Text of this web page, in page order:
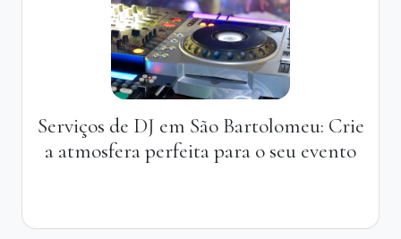
Serviços de DJ em São Bartolomeu: Crie
a atmosfera perfeita para o seu evento